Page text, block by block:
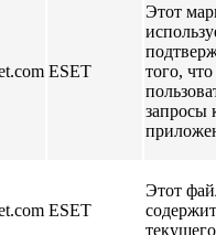
ESET
Этот
того,
запросы
ESET
Этот